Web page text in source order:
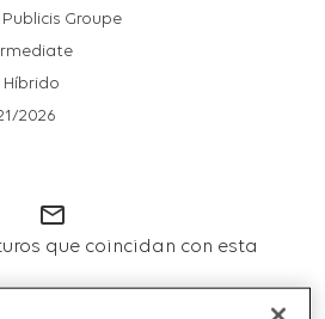
Publicis Groupe
Híbrido
2026
mail_outline
que coincidan con esta